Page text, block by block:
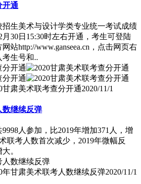
开通
招生美术与设计学类专业统一考试成绩
30日15:30时左右开通，考生可登陆
站http://www.ganseea.cn，点击网页右
生号和..
甘肃美术联考查分开通2020/11/1
数继续反弹
人参加，比2019年增加371人，增
联考人数首次减少，2019年微幅反
。
年甘肃美术联考人数继续反弹2020/11/1